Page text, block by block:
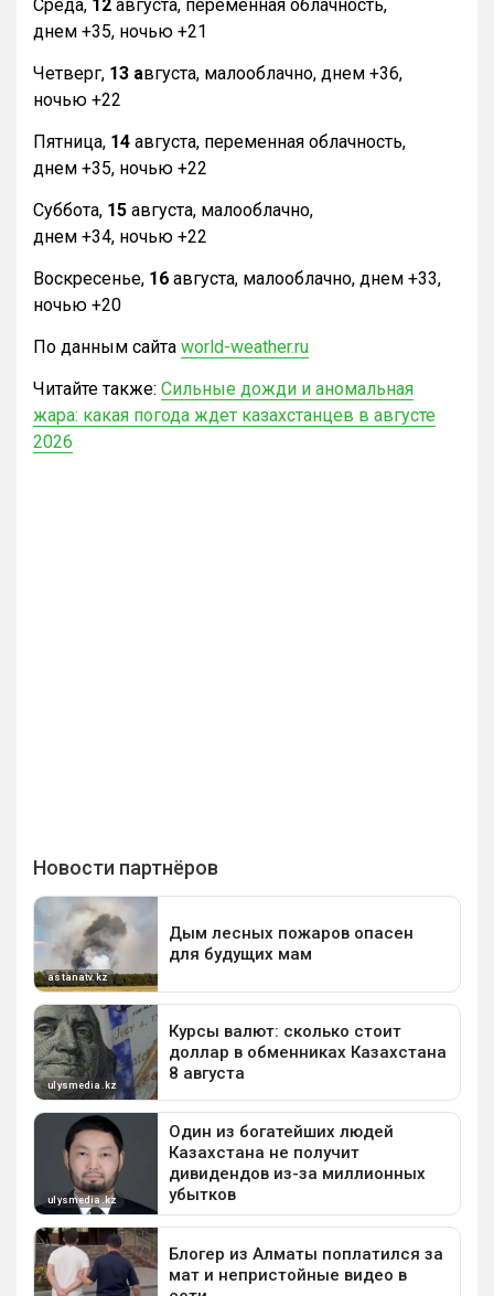
Среда, 12 августа, переменная облачность,
днем +35, ночью +21
Четверг, 13 августа, малооблачно, днем +36,
ночью +22
Пятница, 14 августа, переменная облачность,
днем +35, ночью +22
Суббота, 15 августа, малооблачно,
днем +34, ночью +22
Воскресенье, 16 августа, малооблачно, днем +33,
ночью +20
По данным сайта world-weather.ru
Читайте также: Сильные дожди и аномальная
жара: какая погода ждет казахстанцев в августе
2026